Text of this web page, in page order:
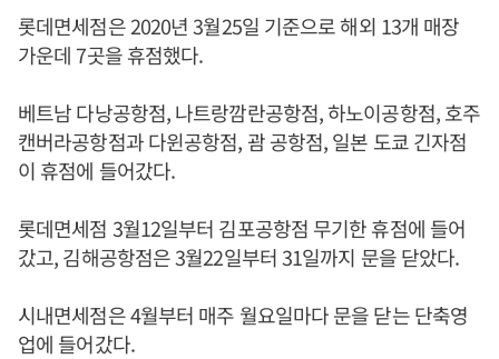
롯데면세점은 2020년 3월25일 기준으로 해외 13개 매장
가운데 7곳을 휴점했다.
베트남 다낭공항점, 나트랑깜란공항점, 하노이공항점, 호주
캔버라공항점과 다윈공항점, 괌 공항점, 일본 도쿄 긴자점
이 휴점에 들어갔다.
롯데면세점 3월12일부터 김포공항점 무기한 휴점에 들어
갔고, 김해공항점은 3월22일부터 31일까지 문을 닫았다.
시내면세점은 4월부터 매주 월요일마다 문을 닫는 단축영
업에 들어갔다.